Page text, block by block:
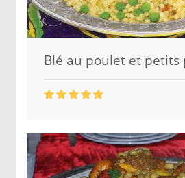
Blé au poulet et petits